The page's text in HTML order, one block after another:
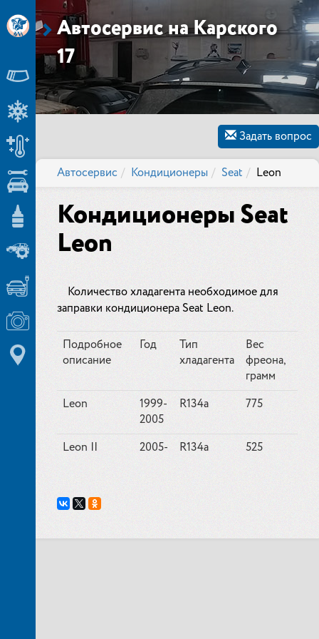
Автосервис на Карского
17
Задать вопрос
Автосервис Кондиционеры Seat Leon
Кондиционеры Seat
Leon
Количество хладагента необходимое для
заправки кондиционера Seat Leon.
Подробное
описание
Год
Тип
хладагента
Вес
фреона,
грамм
Leon
1999-
2005
R134a 775
Leon II 2005- R134a 525